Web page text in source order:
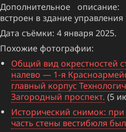
Дополнительное
встроен в здание
Дата съёмки: 4 января 2025.
Похожие фотографии:
Общий вид окрестностей
налево — 1-я
главный корпус
Загородный проспект. (5
Исторический снимок: при
часть стены вестибюля